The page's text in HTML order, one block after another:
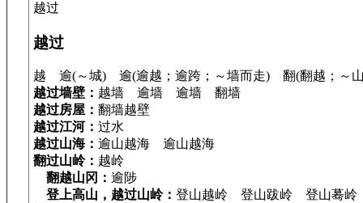
越过
越过
越 逾(～城) 逾(逾越；逾跨；～墙而走) 翻(翻越；～
越过墙壁： 越墙 逾墙 逾墙 翻墙
越过房屋： 翻墙越壁
越过江河： 过水
越过山海： 逾山越海 逾山越海
翻过山岭： 越岭
翻越山冈： 逾陟
登上高山，越过山岭： 登山越岭 登山跋岭 登山蓦岭